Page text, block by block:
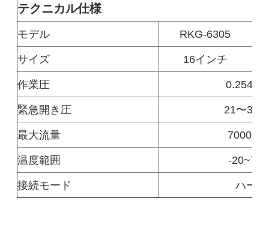
テクニカル仕様
モデル
RKG-6305
サイズ
16インチ
作業圧
0.254
緊急開き圧
21〜
最大流量
温度範囲
-
接続モード
ハープ